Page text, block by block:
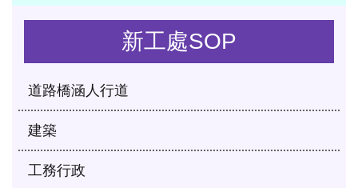
新工處SOP
道路橋涵人行道
建築
工務行政